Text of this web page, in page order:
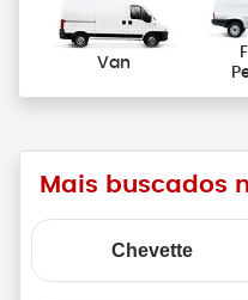
Van
Mais buscados
Chevette